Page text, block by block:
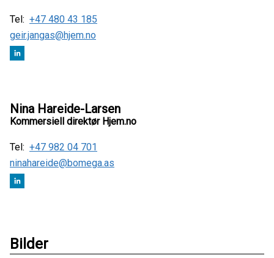
Tel: +47 480 43 185
geir.jangas@hjem.no
Nina Hareide-Larsen
Kommersiell direktør Hjem.no
Tel: +47 982 04 701
ninahareide@bomega.as
Bilder